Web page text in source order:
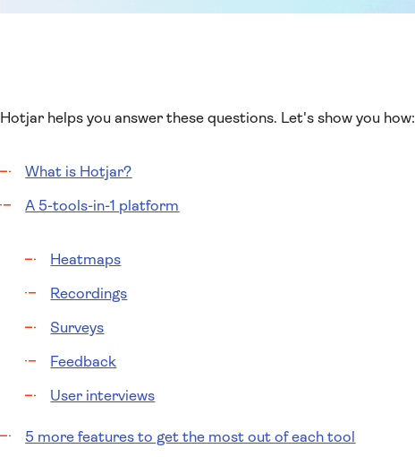
Hotjar helps you answer these questions. Let's show you how:
What is Hotjar?
A 5-tools-in-1 platform
Heatmaps
Recordings
Surveys
Feedback
User interviews
5 more features to get the most out of each tool